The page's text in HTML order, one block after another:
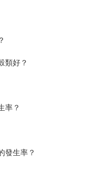
類好？
率？
發生率？